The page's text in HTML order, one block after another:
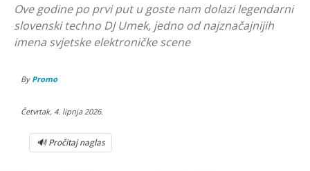
Ove godine po prvi put u goste nam dolazi legendarni
slovenski techno DJ Umek, jedno od najznačajnijih
imena svjetske elektroničke scene
By Promo
Četvrtak, 4. lipnja 2026.
🔊 Pročitaj naglas